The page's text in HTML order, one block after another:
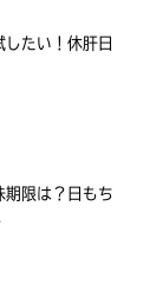
たい！休肝日
期限は？日もち